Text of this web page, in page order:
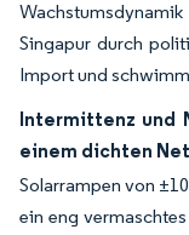
Singapur durch
Import und
Intermittenz und
einem dichten
Solarrampen von
ein eng